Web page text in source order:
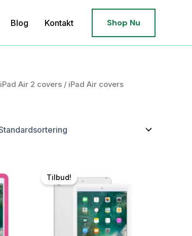
Blog Kontakt Shop Nu
iPad Air 2 covers / iPad Air covers
Tilbud!